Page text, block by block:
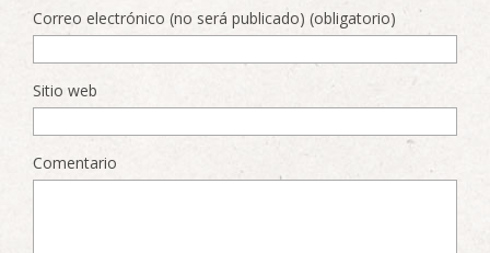
Correo electrónico (no será publicado) (obligatorio)
Sitio web
Comentario